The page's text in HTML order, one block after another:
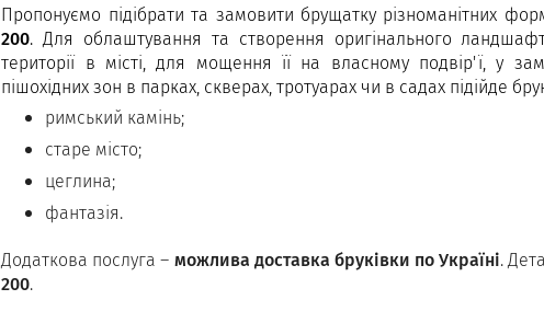
Пропонуємо підібрати та замовити брущатку різноманітних
200. Для облаштування та створення оригінального
території в місті, для мощення її на власному подвір'ї, у
пішохідних зон в парках, скверах, тротуарах чи в садах підійде
римський камінь;
старе місто;
цеглина;
фантазія.
Додаткова послуга – можлива доставка бруківки по Україні.
200.